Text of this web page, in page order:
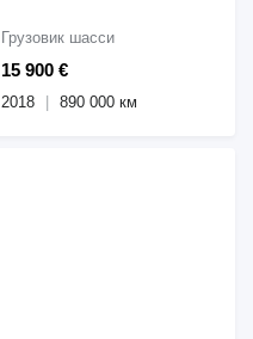
15 900 €
Грузовик шасси
2018 890 000 км